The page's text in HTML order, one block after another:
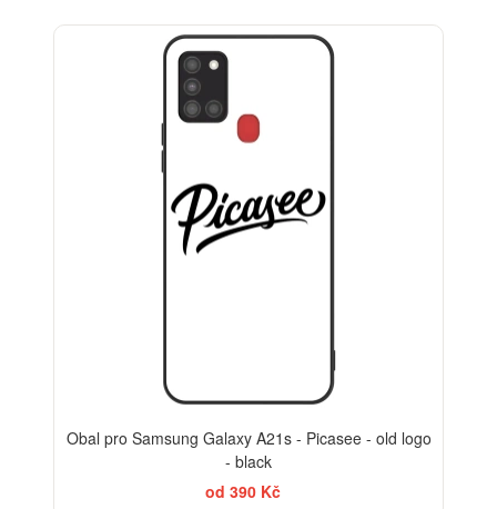
Obal pro Samsung Galaxy A21s - Picasee - old logo
- black
od 390 Kč